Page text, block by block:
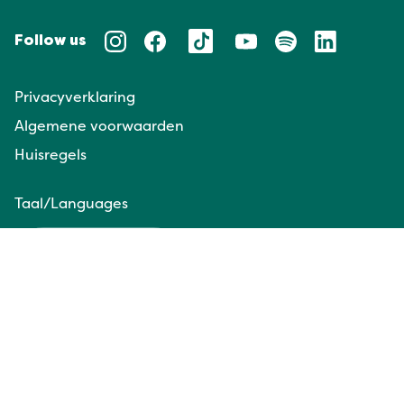
Follow us
Privacyverklaring
Algemene voorwaarden
Huisregels
Taal/Languages